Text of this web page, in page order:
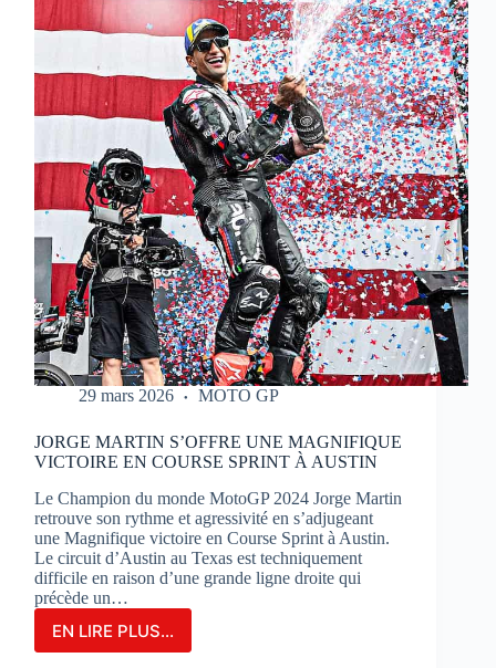
AUSTIN
DEVANT
CO-
ÉQUIPIER
JORGE
MARTIN
29 mars 2026 MOTO GP
JORGE MARTIN S’OFFRE UNE MAGNIFIQUE
VICTOIRE EN COURSE SPRINT À AUSTIN
Le Champion du monde MotoGP 2024 Jorge Martin
retrouve son rythme et agressivité en s’adjugeant
une Magnifique victoire en Course Sprint à Austin.
Le circuit d’Austin au Texas est techniquement
difficile en raison d’une grande ligne droite qui
précède un…
EN LIRE PLUS...
JORGE